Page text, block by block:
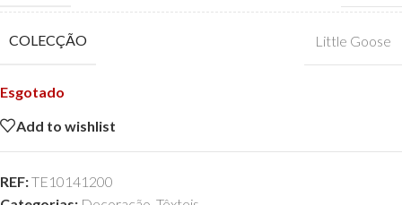
COLECÇÃO Little Goose
Esgotado
Add to wishlist
REF:TE10141200